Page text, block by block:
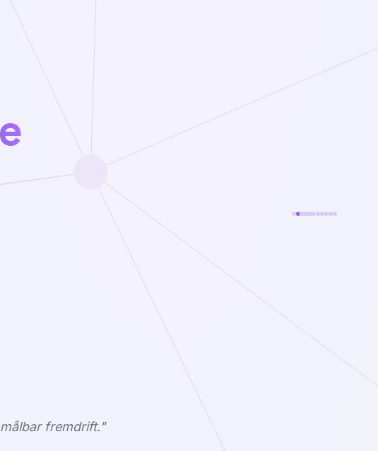
Personlig dashbord
Hver enkelt ser sine prioriteringer, fremdrift og fokus, med ett blikk.
fremdrift."